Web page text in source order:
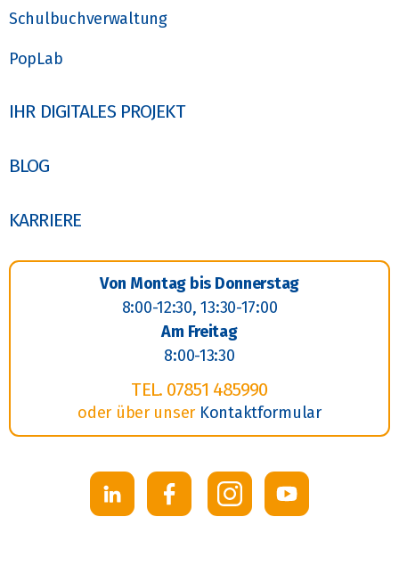
Schulbuchverwaltung
PopLab
IHR DIGITALES PROJEKT
BLOG
KARRIERE
Von Montag bis Donnerstag
8:00-12:30, 13:30-17:00
Am Freitag
8:00-13:30
TEL. 07851 485990
oder über unser Kontaktformular